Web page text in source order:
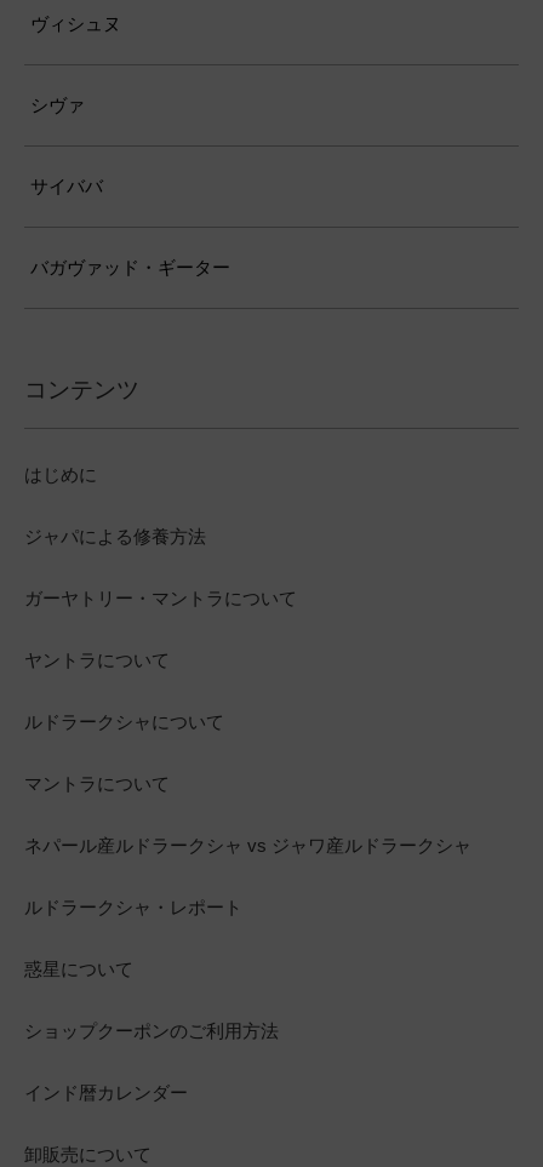
ヴィシュヌ
シヴァ
サイババ
バガヴァッド・ギーター
コンテンツ
はじめに
ジャパによる修養方法
ガーヤトリー・マントラについて
ヤントラについて
ルドラークシャについて
マントラについて
ネパール産ルドラークシャ vs ジャワ産ルドラークシャ
ルドラークシャ・レポート
惑星について
ショップクーポンのご利用方法
インド暦カレンダー
卸販売について